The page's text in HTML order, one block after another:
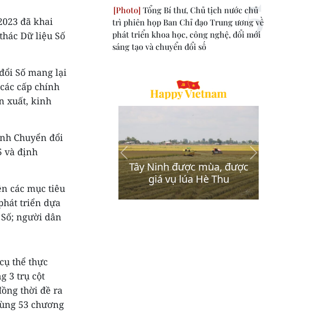
đã khai
Dữ liệu Số
Số mang lại
cấp chính
xuất, kinh
Chuyển đổi
và định
các mục tiêu
triển dựa
người dân
thể thực
3 trụ cột
thời đề ra
53 chương
Tổng Bí thư, Chủ tịch nước chủ
trì phiên họp Ban Chỉ đạo Trung ương về
phát triển khoa học, công nghệ, đổi mới
sáng tạo và chuyển đổi số